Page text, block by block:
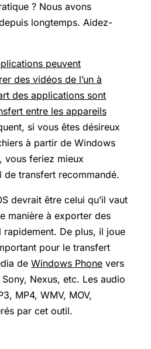
? Nous avons
longtemps. Aidez-
peuvent
des vidéos de l’un à
des applications sont
entre les appareils
si vous êtes désireux
à partir de Windows
, vous feriez mieux
de transfert recommandé.
devrait être celui qu’il vaut
manière à exporter des
De plus, il joue
pour le transfert
de Windows Phone vers
Nexus, etc. Les audio
MP4, WMV, MOV,
par cet outil.